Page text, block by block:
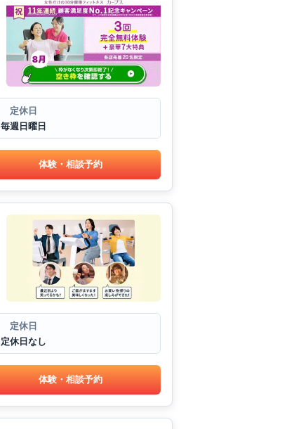
定休日
毎週日曜日
体験・相談予約
定休日
定休日なし
体験・相談予約